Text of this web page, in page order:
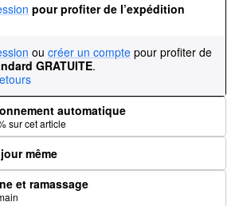
pour profiter de l’expédition
ou créer un compte pour profiter de
GRATUITE.
automatique
sur cet article
même
et ramassage